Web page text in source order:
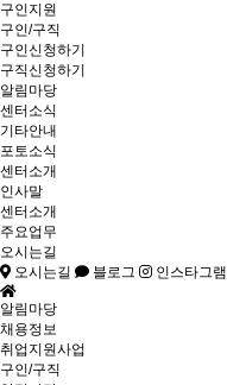
구인지원
구인/구직
구인신청하기
구직신청하기
알림마당
센터소식
기타안내
포토소식
센터소개
인사말
센터소개
주요업무
오시는길
오시는길
블로그 인스타그램
알림마당
채용정보
취업지원사업
구인/구직